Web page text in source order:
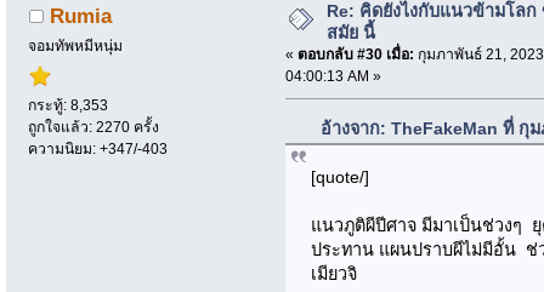
Rumia
จอมทัพหมีหนุ่ม
กระทู้: 8,353
ถูกใจแล้ว: 2270 ครั้ง
ความนิยม: +347/-403
Re: คิดยังไงกับแนวข้ามโลก
สมัย นี้
« ตอบกลับ #30 เมื่อ: กุมภาพันธ์ 21,
04:00:13 AM »
อ้างจาก: TheFakeMan ที่ กุ
[quote/]
แนวภูติผีปีศาจ มีมาเป็นช่วงๆ
ประทาน แผนปราบผีไม่มีอั้น ช่
เมียวจิ